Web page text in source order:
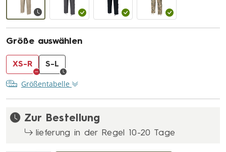
Größe auswählen
XS-R S-L
Größentabelle
Zur Bestellung
lieferung in der Regel 10-20 Tage